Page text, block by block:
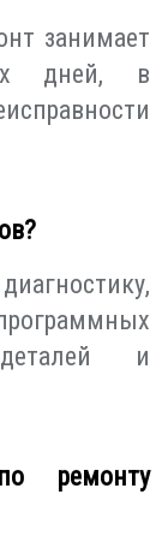
занимает
дней, в
и
ремонту